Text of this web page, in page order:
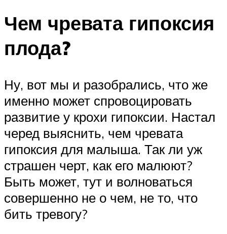
Чем чревата гипоксия
плода?
Ну, вот мы и разобрались, что же
именно может спровоцировать
развитие у крохи гипоксии. Настал
черед выяснить, чем чревата
гипоксия для малыша. Так ли уж
страшен черт, как его малюют?
Быть может, тут и волноваться
совершенно не о чем, не то, что
бить тревогу?